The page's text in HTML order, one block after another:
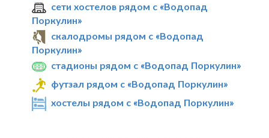
сети хостелов рядом с «Водопад
Поркулин»
скалодромы рядом с «Водопад
Поркулин»
стадионы рядом с «Водопад Поркулин»
футзал рядом с «Водопад Поркулин»
хостелы рядом с «Водопад Поркулин»